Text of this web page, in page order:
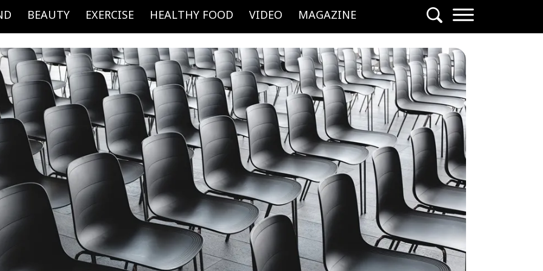
BEAUTY EXERCISE HEALTHY FOOD VIDEO MAGAZINE